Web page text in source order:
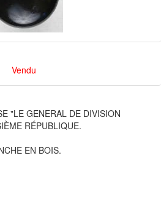
Vendu
"LE GENERAL DE DIVISION
RÉPUBLIQUE.
EN BOIS.